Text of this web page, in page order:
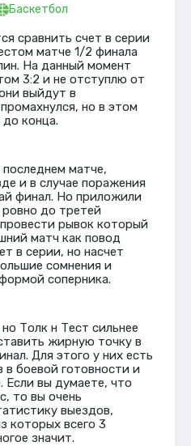
Баскетбол
сравнить счет в серии
матче 1/2 финала
На данный момент
3:2 и не отступлю от
выйдут в
но в этом
конца.
матче,
и в случае поражения
финал. Но приложили
до третей
рывок который
матч как повод
в серии, но насчет
сомнения и
соперника.
Толк н Тест сильнее
жирную точку в
Для этого у них есть
в боевой готовности и
Если вы думаете, что
то вы очень
выездов,
которых всего 3
значит.